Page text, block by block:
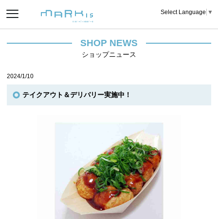
Select Language ▼
SHOP NEWS
ショップニュース
2024/1/10
テイクアウト＆デリバリー実施中！